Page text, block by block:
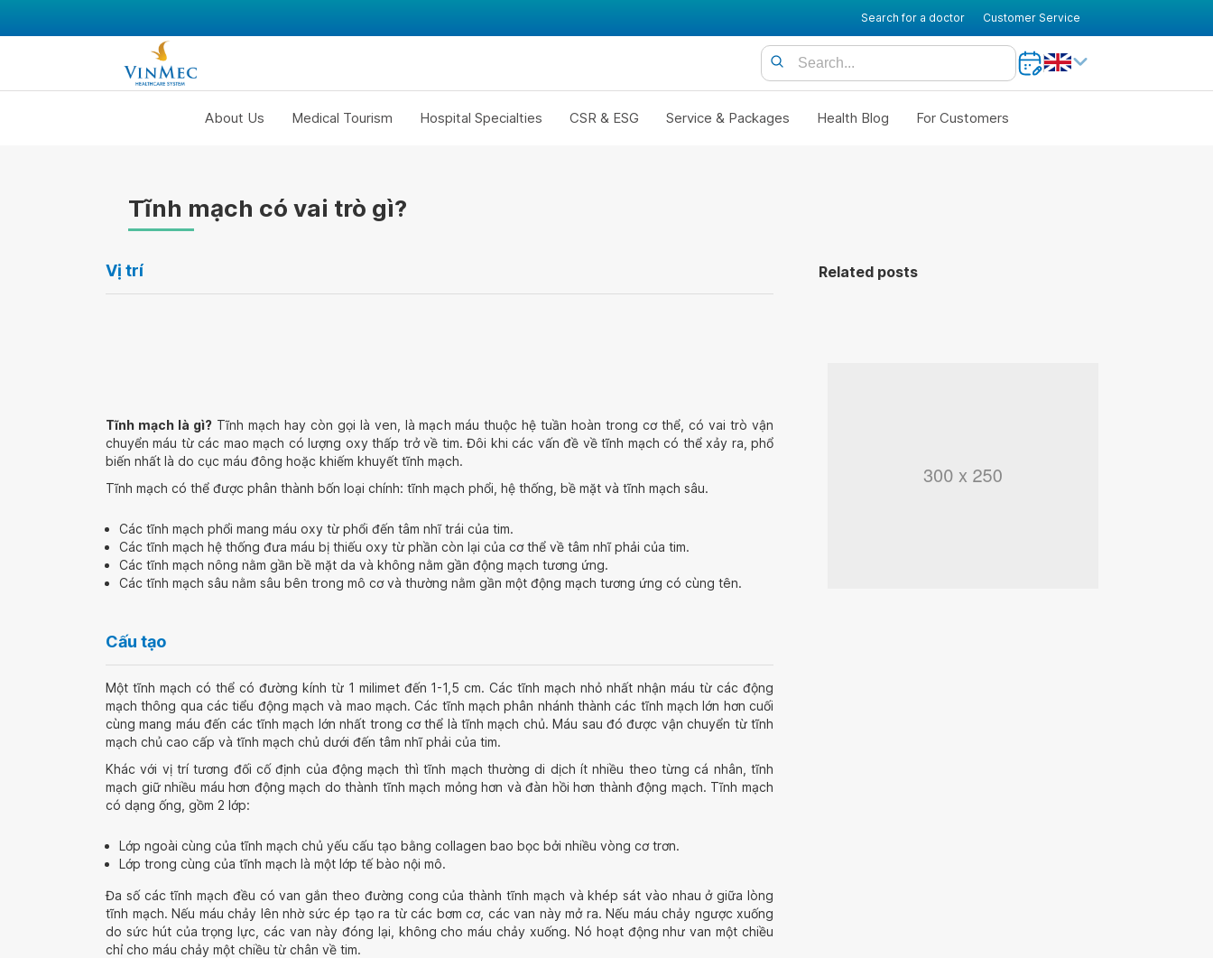
Search for a doctor Customer Service
About Us Medical Tourism Hospital Specialties CSR & ESG Service & Packages Health Blog For Customers
Tĩnh mạch có vai trò gì?
Vị trí
Tĩnh mạch là gì? Tĩnh mạch hay còn gọi là ven, là mạch máu thuộc hệ tuần hoàn trong cơ thể, có vai trò vận
chuyển máu từ các mao mạch có lượng oxy thấp trở về tim. Đôi khi các vấn đề về tĩnh mạch có thể xảy ra, phổ
biến nhất là do cục máu đông hoặc khiếm khuyết tĩnh mạch.
Tĩnh mạch có thể được phân thành bốn loại chính: tĩnh mạch phổi, hệ thống, bề mặt và tĩnh mạch sâu.
Các tĩnh mạch phổi mang máu oxy từ phổi đến tâm nhĩ trái của tim.
Các tĩnh mạch hệ thống đưa máu bị thiếu oxy từ phần còn lại của cơ thể về tâm nhĩ phải của tim.
Các tĩnh mạch nông nằm gần bề mặt da và không nằm gần động mạch tương ứng.
Các tĩnh mạch sâu nằm sâu bên trong mô cơ và thường nằm gần một động mạch tương ứng có cùng tên.
Cấu tạo
Một tĩnh mạch có thể có đường kính từ 1 milimet đến 1-1,5 cm. Các tĩnh mạch nhỏ nhất nhận máu từ các động
mạch thông qua các tiểu động mạch và mao mạch. Các tĩnh mạch phân nhánh thành các tĩnh mạch lớn hơn cuối
cùng mang máu đến các tĩnh mạch lớn nhất trong cơ thể là tĩnh mạch chủ. Máu sau đó được vận chuyển từ tĩnh
mạch chủ cao cấp và tĩnh mạch chủ dưới đến tâm nhĩ phải của tim.
Khác với vị trí tương đối cố định của động mạch thì tĩnh mạch thường di dịch ít nhiều theo từng cá nhân, tĩnh
mạch giữ nhiều máu hơn động mạch do thành tĩnh mạch mỏng hơn và đàn hồi hơn thành động mạch. Tĩnh mạch
có dạng ống, gồm 2 lớp:
Lớp ngoài cùng của tĩnh mạch chủ yếu cấu tạo bằng collagen bao bọc bởi nhiều vòng cơ trơn.
Lớp trong cùng của tĩnh mạch là một lớp tế bào nội mô.
Đa số các tĩnh mạch đều có van gắn theo đường cong của thành tĩnh mạch và khép sát vào nhau ở giữa lòng
tĩnh mạch. Nếu máu chảy lên nhờ sức ép tạo ra từ các bơm cơ, các van này mở ra. Nếu máu chảy ngược xuống
do sức hút của trọng lực, các van này đóng lại, không cho máu chảy xuống. Nó hoạt động như van một chiều
chỉ cho máu chảy một chiều từ chân về tim.
Related posts